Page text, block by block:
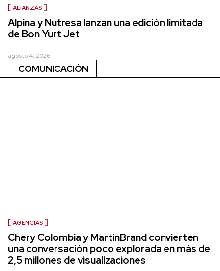
ALIANZAS
Alpina y Nutresa lanzan una edición limitada
de Bon Yurt Jet
agosto 4, 2026
COMUNICACIÓN
AGENCIAS
Chery Colombia y MartinBrand convierten
una conversación poco explorada en más de
2,5 millones de visualizaciones